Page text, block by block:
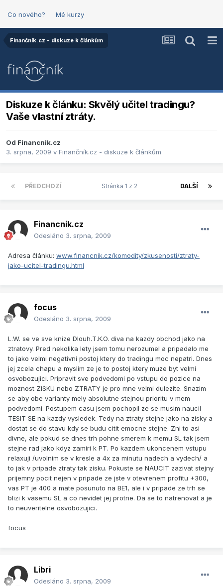
Co nového? Mé kurzy
Finančník.cz - diskuze k článkům
Diskuze k článku: Skvělý učitel tradingu?
Vaše vlastní ztráty.
Od Financnik.cz
3. srpna, 2009 v Finančník.cz - diskuze k článkům
PŘEDCHOZÍ DALŠÍ
Stránka 1 z 2
Financnik.cz
Odesláno 3. srpna, 2009
Adresa článku: www.financnik.cz/komodity/zkusenosti/ztraty-
jako-ucitel-tradingu.html
focus
Odesláno 3. srpna, 2009
L.W. se ve sve knize Dlouh.T.K.O. diva na kazdy obchod jako na
ztratovy. Pred nekolika lety jsem tomu nerozumel a pripadalo me
to jako velmi negativni postoj ktery do tradingu moc nepatri. Dnes
jej zcela chapu a myslim ze je to postoj ktery muze byt velmi
osvobozujici. Pripravit sve podvedomi po vstupu do pozice na
moznost ZISKU nebo ZTRATY je pro mne velmi dulezite. Snazim
se aby obe varianty mely absolutne stejnou prioritu v mem
podvedomi. Postupem casu jsem pochopil ze se musim naucil
TESIT SE na kazdy vysledek. Tedy na ztraty stejne jako na zisky a
dostat se do stavu kdy se budu citit emocne stejne. Zni to asi
divne, ale pokud se dnes trh pohne smerem k memu SL tak jsem
stejne rad jako kdyz zamiri k PT. Po kazdem ukoncenem vstupu
relaxuji /uvolnim se v kresle a 4x za minutu nadech a vydech/ a
to jak v pripade ztraty tak zisku. Pokuste se NAUCIT zazivat stejny
prijemny pocit nejen v pripade ze jste v otevrenem profitu +300,
vas PT je 400 a mate posunuto na BE1, ale i v pripade ze trh se
blizi k vasemu SL a co nevidet jej protne. Da se to natrenovat a je
to neuveritelne osvobozujici.
focus
Libri
Odesláno 3. srpna, 2009